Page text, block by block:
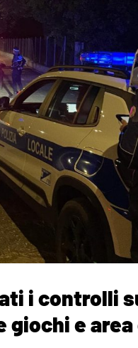
i controlli
e